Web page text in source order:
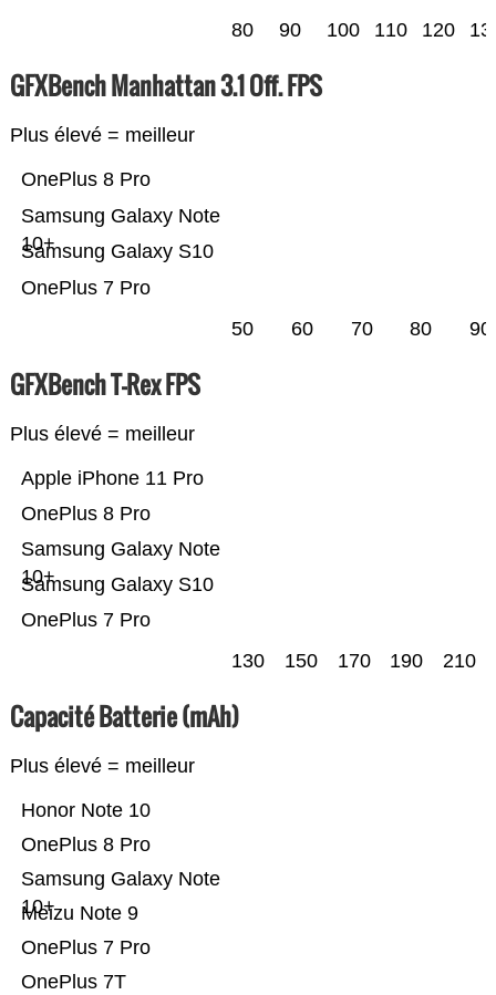
80 90 100 110 120
GFXBench Manhattan 3.1 Off. FPS
Plus élevé = meilleur
OnePlus 7 Pro
Samsung Galaxy S10
Samsung Galaxy Note
10+
OnePlus 8 Pro
50 60 70 80 90
GFXBench T-Rex FPS
Plus élevé = meilleur
OnePlus 7 Pro
Samsung Galaxy S10
Samsung Galaxy Note
10+
OnePlus 8 Pro
Apple iPhone 11 Pro
130 150 170 190 210
Capacité Batterie (mAh)
Plus élevé = meilleur
OnePlus 7T
OnePlus 7 Pro
Meizu Note 9
Samsung Galaxy Note
10+
OnePlus 8 Pro
Honor Note 10